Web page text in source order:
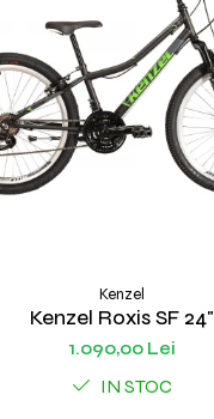
Kenzel
Kenzel Roxis SF 24"
1.090,00 Lei
IN STOC